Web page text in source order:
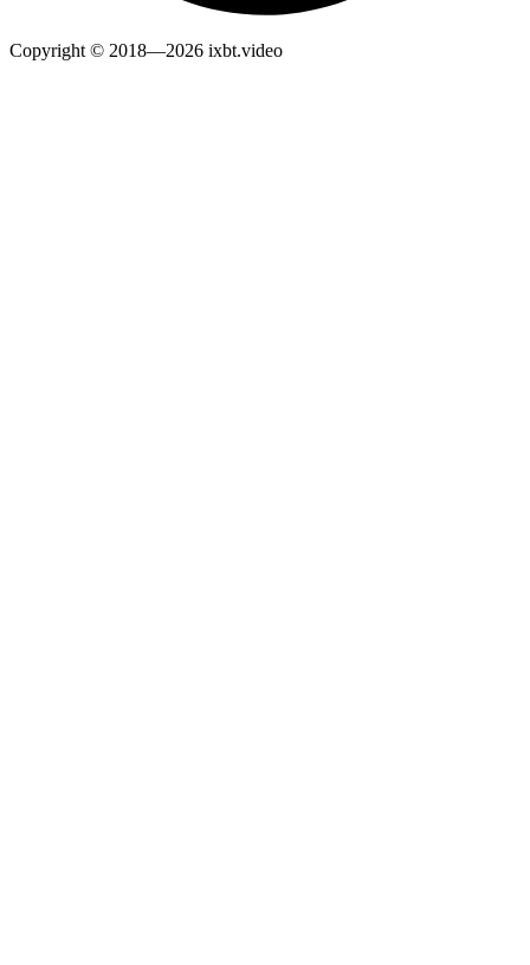
Copyright © 2018—2026 ixbt.video